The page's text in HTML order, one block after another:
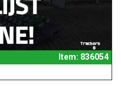
Item: 836054